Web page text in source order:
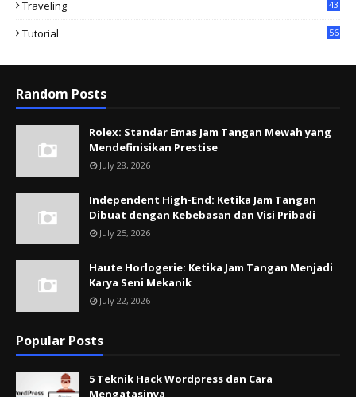
Traveling 43
Tutorial 56
Random Posts
Rolex: Standar Emas Jam Tangan Mewah yang
Mendefinisikan Prestise
July 28, 2026
Independent High-End: Ketika Jam Tangan
Dibuat dengan Kebebasan dan Visi Pribadi
July 25, 2026
Haute Horlogerie: Ketika Jam Tangan Menjadi
Karya Seni Mekanik
July 22, 2026
Popular Posts
5 Teknik Hack Wordpress dan Cara
Mengatasinya